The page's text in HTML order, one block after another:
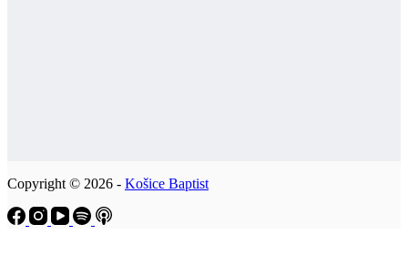
Copyright © 2026 - Košice Baptist